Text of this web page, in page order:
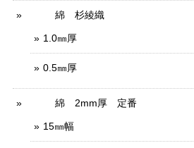
綿 杉綾織
1.0㎜厚
0.5㎜厚
綿 2mm厚 定番
15㎜幅